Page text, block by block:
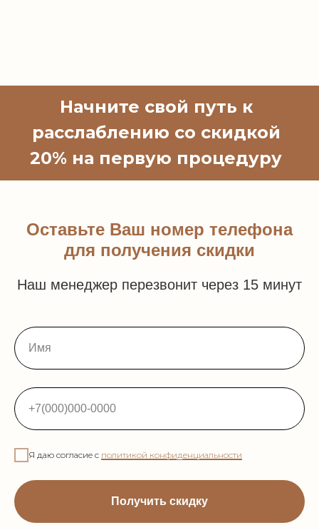
Оставьте Ваш номер телефона
для получения скидки
Наш менеджер перезвонит через 15 минут
Имя
+7(000)000-0000
Я даю согласие с политикой конфиденциальности
Получить скидку